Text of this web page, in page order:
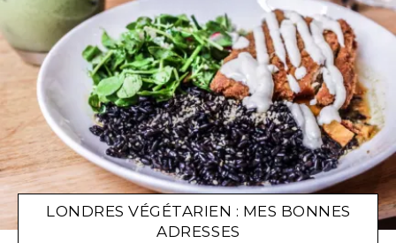
LONDRES VÉGÉTARIEN : MES BONNES
ADRESSES